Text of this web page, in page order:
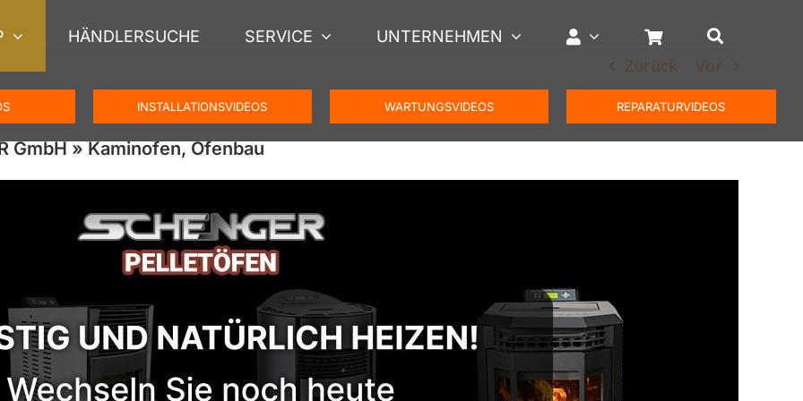
HÄNDLERSUCHE SERVICE UNTERNEHMEN
INSTALLATIONSVIDEOS WARTUNGSVIDEOS REPARATURVIDEOS
Zurück Vor
GmbH » Kaminofen, Ofenbau